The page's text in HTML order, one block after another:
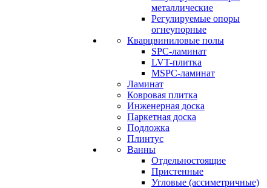
металлические
Регулируемые опоры
огнеупорные
Кварцвиниловые полы
SPC-ламинат
LVT-плитка
MSPC-ламинат
Ламинат
Ковровая плитка
Инженерная доска
Паркетная доска
Подложка
Плинтус
Ванны
Отдельностоящие
Пристенные
Угловые (ассиметричные)